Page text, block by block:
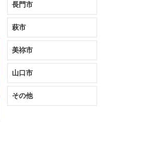
長門市
萩市
美祢市
山口市
その他